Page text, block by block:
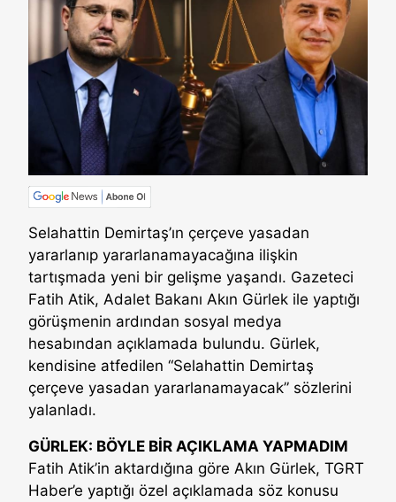
Selahattin Demirtaş’ın çerçeve yasadan
yararlanıp yararlanamayacağına ilişkin
tartışmada yeni bir gelişme yaşandı. Gazeteci
Fatih Atik, Adalet Bakanı Akın Gürlek ile yaptığı
görüşmenin ardından sosyal medya
hesabından açıklamada bulundu. Gürlek,
kendisine atfedilen “Selahattin Demirtaş
çerçeve yasadan yararlanamayacak” sözlerini
yalanladı.
GÜRLEK: BÖYLE BİR AÇIKLAMA YAPMADIM
Fatih Atik’in aktardığına göre Akın Gürlek, TGRT
Haber’e yaptığı özel açıklamada söz konusu